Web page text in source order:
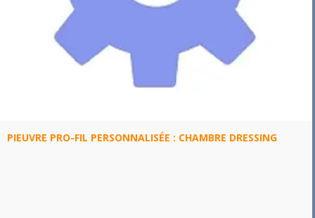
PIEUVRE PRO-FIL PERSONNALISÉE : CHAMBRE DRESSING